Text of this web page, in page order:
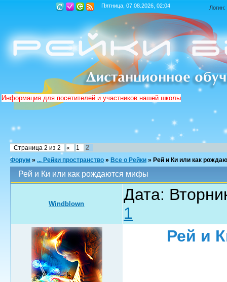
Пятница, 07.08.2026, 02:04 Логин:
Информация для посетителей и участников нашей школы
Страница 2 из 2 « 1 2
Форум » ... Рейки пространство » Все о Рейки » Рей и Ки или как
Рей и Ки или как рождаются мифы
Windblown
Дата:
1
Рей и